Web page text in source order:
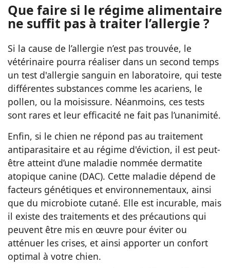
Que faire si le régime alimentaire
ne suffit pas à traiter l’allergie ?
Si la cause de l’allergie n’est pas trouvée, le
vétérinaire pourra réaliser dans un second temps
un test d'allergie sanguin en laboratoire, qui teste
différentes substances comme les acariens, le
pollen, ou la moisissure. Néanmoins, ces tests
sont rares et leur efficacité ne fait pas l’unanimité.
Enfin, si le chien ne répond pas au traitement
antiparasitaire et au régime d'éviction, il est peut-
être atteint d’une maladie nommée dermatite
atopique canine (DAC). Cette maladie dépend de
facteurs génétiques et environnementaux, ainsi
que du microbiote cutané. Elle est incurable, mais
il existe des traitements et des précautions qui
peuvent être mis en œuvre pour éviter ou
atténuer les crises, et ainsi apporter un confort
optimal à votre chien.